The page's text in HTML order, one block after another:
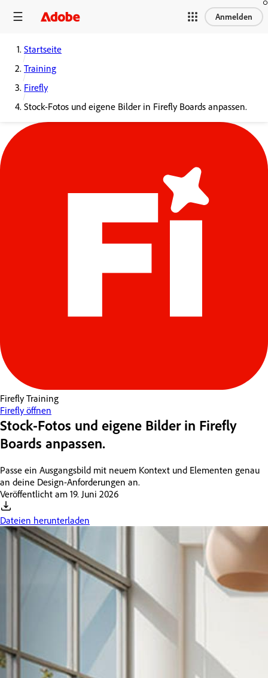
Anmelden
Startseite
Training
Firefly
Stock-Fotos und eigene Bilder in Firefly Boards anpassen.
FireflyTraining
Firefly öffnen
Stock-Fotos und eigene Bilder in Firefly
Boards anpassen.
Passe ein Ausgangsbild mit neuem Kontext und Elementen genau
an deine Design-Anforderungen an.
Veröffentlicht am 19. Juni 2026
Dateien herunterladen